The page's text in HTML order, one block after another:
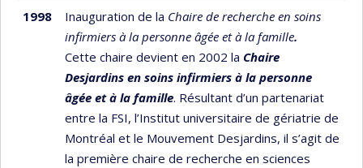
1998 Inauguration de la Chaire de recherche en soins
infirmiers à la personne âgée et à la famille.
Cette chaire devient en 2002 la Chaire
Desjardins en soins infirmiers à la personne
âgée et à la famille. Résultant d’un partenariat
entre la FSI, l’Institut universitaire de gériatrie de
Montréal et le Mouvement Desjardins, il s’agit de
la première chaire de recherche en sciences